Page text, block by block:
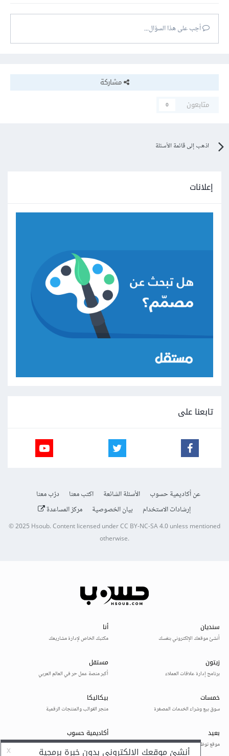
أجب على هذا السؤال...
مشاركة
متابعون
0
اذهب إلى قائمة الأسئلة
إعلانات
تابعنا على
عن أكاديمية حسوب الأسئلة الشائعة اكتب معنا
درّب معنا
إرشادات الاستخدام
بيان الخصوصية مركز المساعدة
© 2025Hsoub.Content licensed underCC BY-NC-SA 4.0unless mentioned
otherwise.